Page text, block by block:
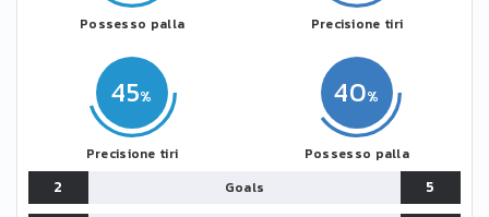
Possesso palla
45
Precisione tiri
40
Possesso palla
Precisione tiri
2 Goals
5